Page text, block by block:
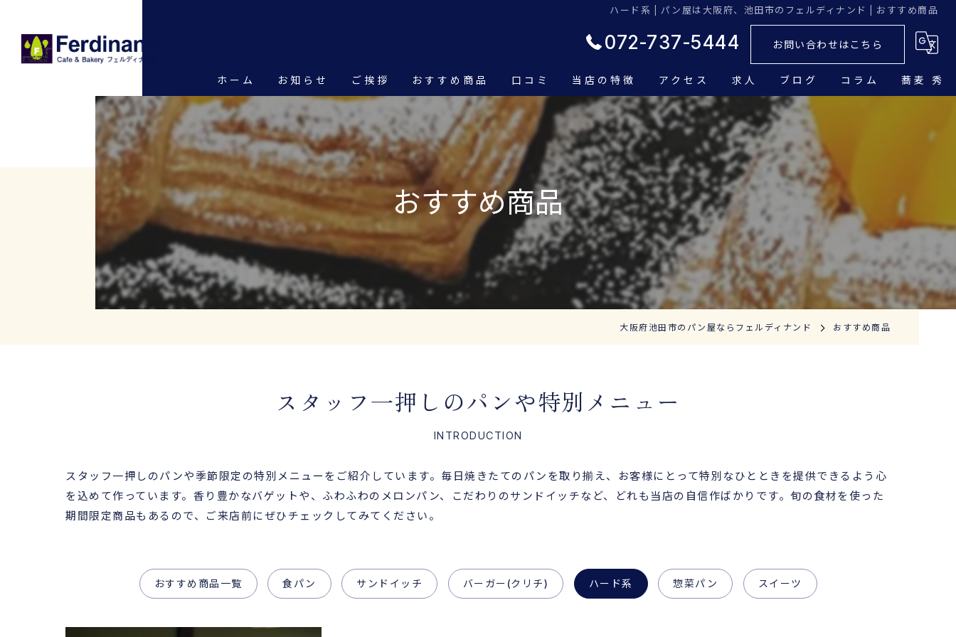
ハード系 | パン屋は大阪府、池田市のフェルディナンド | おすすめ商品
072-737-5444 お問い合わせはこちら
ホーム お知らせ ご挨拶
こだわり
店内の様子
おすすめ商品 口コミ 当店の特徴
食パン
サンドイッチ
スイーツ
持ち帰り
バーガー
アクセス 求人 ブログ コラム 蕎麦 秀
おすすめ商品
大阪府池田市のパン屋ならフェルディナンド おすすめ商品
スタッフ一押しのパンや特別メニュー
INTRODUCTION
スタッフ一押しのパンや季節限定の特別メニューをご紹介しています。毎日焼きたてのパンを取り揃え、お客様にとって特別なひとときを提供できるよう心
を込めて作っています。香り豊かなバゲットや、ふわふわのメロンパン、こだわりのサンドイッチなど、どれも当店の自信作ばかりです。旬の食材を使った
期間限定商品もあるので、ご来店前にぜひチェックしてみてください。
おすすめ商品一覧 食パン サンドイッチ バーガー(クリチ) ハード系 惣菜パン スイーツ